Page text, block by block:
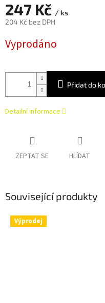
247 Kč / ks
204 Kč bez DPH
cena:
Vyprodáno
Přidat do
Detailní informace
ZEPTAT SE HLÍDAT
Související produkty
Výprodej